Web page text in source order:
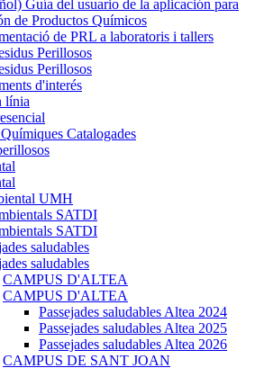
Guía del usuario de la aplicación para
de Productos Químicos
de PRL a laboratoris i tallers
Perillosos
Perillosos
d'interés
línia
Catalogades
UMH
SATDI
SATDI
saludables
saludables
CAMPUS D'ALTEA
CAMPUS D'ALTEA
Passejades saludables Altea 2024
Passejades saludables Altea 2025
Passejades saludables Altea 2026
CAMPUS DE SANT JOAN